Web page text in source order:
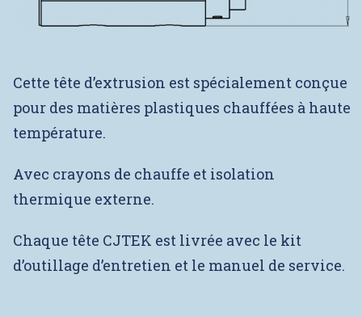
Cette tête d’extrusion est spécialement conçue
pour des matières plastiques chauffées à haute
température.
Avec crayons de chauffe et isolation
thermique externe.
Chaque tête CJTEK est livrée avec le kit
d’outillage d’entretien et le manuel de service.